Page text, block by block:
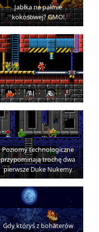
Jabłka na palmie
kokosowej? GMO!
Poziomy technologiczne
przypominają trochę dwa
pierwsze Duke Nukemy
Gdy któryś z bohaterów